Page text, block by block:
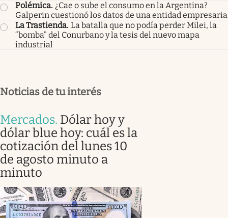
Polémica. ¿Cae o sube el consumo en la Argentina?
Galperin cuestionó los datos de una entidad empresaria
La Trastienda. La batalla que no podía perder Milei, la
“bomba” del Conurbano y la tesis del nuevo mapa
industrial
Noticias de tu interés
Mercados. Dólar hoy y
dólar blue hoy: cuál es la
cotización del lunes 10
de agosto minuto a
minuto